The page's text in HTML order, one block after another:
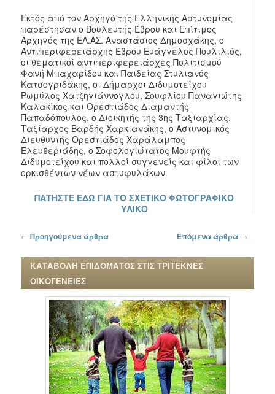
Εκτός από τον Αρχηγό της Ελληνικής Αστυνομίας
παρέστησαν ο Βουλευτής Έβρου και Επίτιμος
Αρχηγός της ΕΛ.ΑΣ. Αναστάσιος Δημοσχάκης, ο
Αντιπεριφερειάρχης Έβρου Ευάγγελος Πουλιλιός,
οι θεματικοί αντιπεριφερειάρχες Πολιτισμού
Φανή Μπαχαρίδου και Παιδείας Στυλιανός
Κατσογριδάκης, οι Δήμαρχοι Διδυμοτείχου
Ρωμύλος Χατζηγιάννογλου, Σουφλίου Παναγιώτης
Καλακίκος και Ορεστιάδος Διαμαντής
Παπαδόπουλος, ο Διοικητής της 3ης Ταξιαρχίας,
Ταξίαρχος Βαρδής Χαρκιανάκης, ο Αστυνομικός
Διευθυντής Ορεστιάδος Χαράλαμπος
Ελευθεριάδης, ο Σοφολογιώτατος Μουφτής
Διδυμοτείχου και πολλοί συγγενείς και φίλοι των
ορκισθέντων νέων αστυφυλάκων.
ΠΑΤΗΣΤΕ ΕΔΩ ΓΙΑ ΤΟ ΣΧΕΤΙΚΟ ΦΩΤΟΓΡΑΦΙΚΟ
ΥΛΙΚΟ
Πλοήγηση στα άρθρα
← Προηγούμενα άρθρα Επόμενα άρθρα →
ΚΑΤΑΒΟΛΗ ΕΠΙΔΟΜΑΤΟΣ ΣΤΙΣ ΤΡΙΤΕΚΝΕΣ
ΟΙΚΟΓΕΝΕΙΕΣ